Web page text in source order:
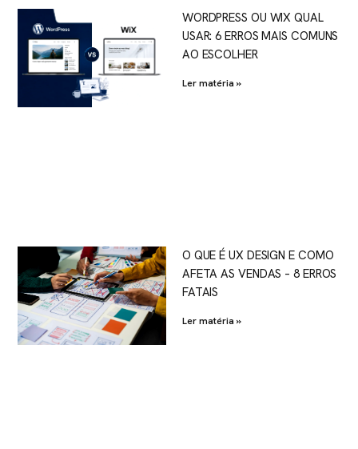
WORDPRESS OU WIX QUAL
USAR: 6 ERROS MAIS COMUNS
AO ESCOLHER
Ler matéria »
O QUE É UX DESIGN E COMO
AFETA AS VENDAS – 8 ERROS
FATAIS
Ler matéria »